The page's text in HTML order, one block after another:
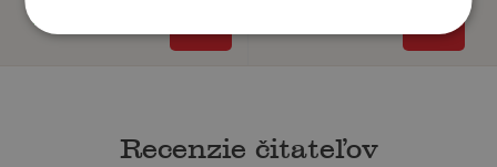
Na sklade
Recenzie čitateľov